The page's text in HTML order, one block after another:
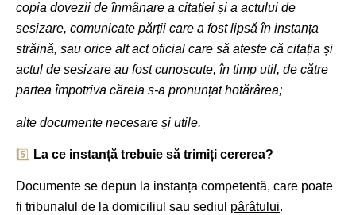
copia dovezii de înmânare a citației și a actului de
sesizare, comunicate părții care a fost lipsă în instanța
străină, sau orice alt act oficial care să ateste că citația și
actul de sesizare au fost cunoscute, în timp util, de către
partea împotriva căreia s-a pronunțat hotărârea;
alte documente necesare și utile.
5️⃣ La ce instanță trebuie să trimiți cererea?
Documente se depun la instanța competentă, care poate
fi tribunalul de la domiciliul sau sediul pârâtului.